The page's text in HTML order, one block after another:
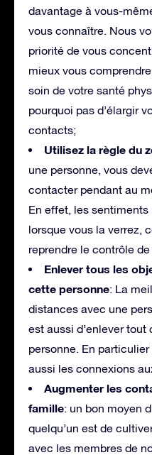
davantage à vous-
vous connaître. Nous
priorité de vous
mieux vous
soin de votre santé
pourquoi pas d’élargir
contacts;
Utilisez la règle du
une personne, vous
contacter pendant au
En effet, les
lorsque vous la verrez,
reprendre le contrôle
Enlever tous les
cette personne: La
distances avec une
est aussi d’enlever
personne. En
aussi les connexions
Augmenter les
famille: un bon moyen
quelqu’un est de
avec les membres de